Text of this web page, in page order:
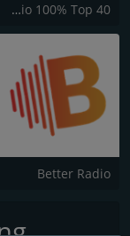
Radio 100% Top 40
Better Radio